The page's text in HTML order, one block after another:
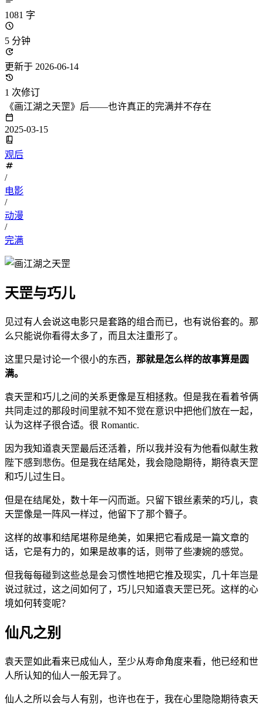
1081 字
5 分钟
更新于 2026-06-14
1 次修订
《画江湖之天罡》后——也许真正的完满并不存在
2025-03-15
观后
/
电影
/
动漫
/
完满
天罡与巧儿
见过有人会说这电影只是套路的组合而已，也有说俗套的。那
么只能说你看得太多了，而且太注重形了。
这里只是讨论一个很小的东西， 那就是怎么样的故事算是圆
满。
袁天罡和巧儿之间的关系更像是互相拯救。但是我在看着爷俩
共同走过的那段时间里就不知不觉在意识中把他们放在一起，
认为这样子很合适。很 Romantic.
因为我知道袁天罡最后还活着，所以我并没有为他看似献生救
陛下感到悲伤。但是我在结尾处，我会隐隐期待，期待袁天罡
和巧儿过生日。
但是在结尾处，数十年一闪而逝。只留下银丝素荣的巧儿，袁
天罡像是一阵风一样过，他留下了那个簪子。
这样的故事和结尾堪称是绝美，如果把它看成是一篇文章的
话，它是有力的，如果是故事的话，则带了些凄婉的感觉。
但我每每碰到这些总是会习惯性地把它推及现实，几十年岂是
说过就过，这之间如何了，巧儿只知道袁天罡已死。这样的心
境如何转变呢？
仙凡之别
袁天罡如此看来已成仙人，至少从寿命角度来看，他已经和世
人所认知的仙人一般无异了。
仙人之所以会与人有别，也许也在于，我在心里隐隐期待袁天